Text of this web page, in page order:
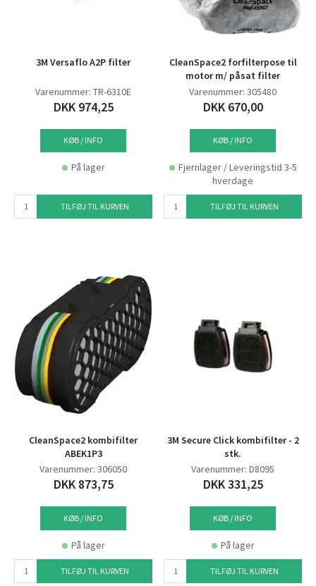
3M Versaflo A2P filter
Varenummer: TR-6310E
DKK 974,25
KØB / INFO
På lager
TILFØJ TIL KURVEN
CleanSpace2 forfilterpose til
motor m/ påsat filter
Varenummer: 305480
DKK 670,00
KØB / INFO
Fjernlager / Leveringstid 3-5
hverdage
TILFØJ TIL KURVEN
CleanSpace2 kombifilter
ABEK1P3
Varenummer: 306050
DKK 873,75
KØB / INFO
På lager
TILFØJ TIL KURVEN
3M Secure Click kombifilter - 2
stk.
Varenummer: D8095
DKK 331,25
KØB / INFO
På lager
TILFØJ TIL KURVEN